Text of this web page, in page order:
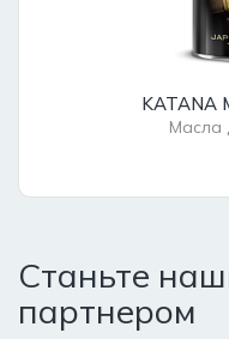
KATANA
Масла
Станьте
партнером